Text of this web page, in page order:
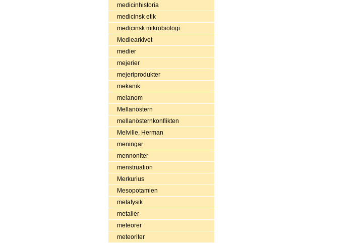
medicinhistoria
medicinsk etik
medicinsk mikrobiologi
Mediearkivet
medier
mejerier
mejeriprodukter
mekanik
melanom
Mellanöstern
mellanösternkonflikten
Melville, Herman
meningar
mennoniter
menstruation
Merkurius
Mesopotamien
metafysik
metaller
meteorer
meteoriter